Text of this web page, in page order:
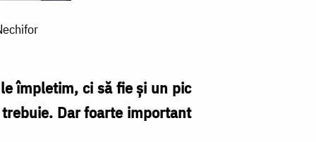
împletim, ci să fie şi un pic
Dar foarte important